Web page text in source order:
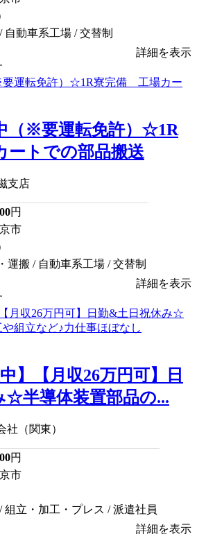
自動車系工場 / 交替制
詳細を表示
（※要運転免許）☆1R
トでの部品搬送
支店
円
市
運搬 / 自動車系工場 / 交替制
詳細を表示
中】【月収26万円可】日
☆半導体装置部品の...
（関東）
円
市
組立・加工・プレス / 派遣社員
詳細を表示